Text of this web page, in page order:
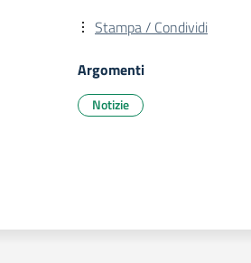
Stampa / Condividi
Argomenti
Notizie